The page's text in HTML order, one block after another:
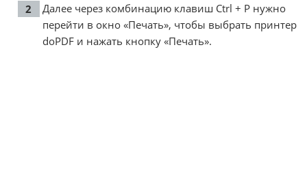
Далее через комбинацию клавиш Ctrl + P нужно
перейти в окно «Печать», чтобы выбрать принтер
doPDF и нажать кнопку «Печать».